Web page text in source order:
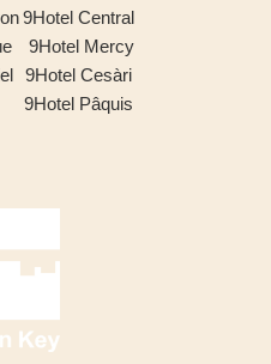
9Hotel Central
9Hotel Mercy
9Hotel Cesàri
9Hotel Pâquis